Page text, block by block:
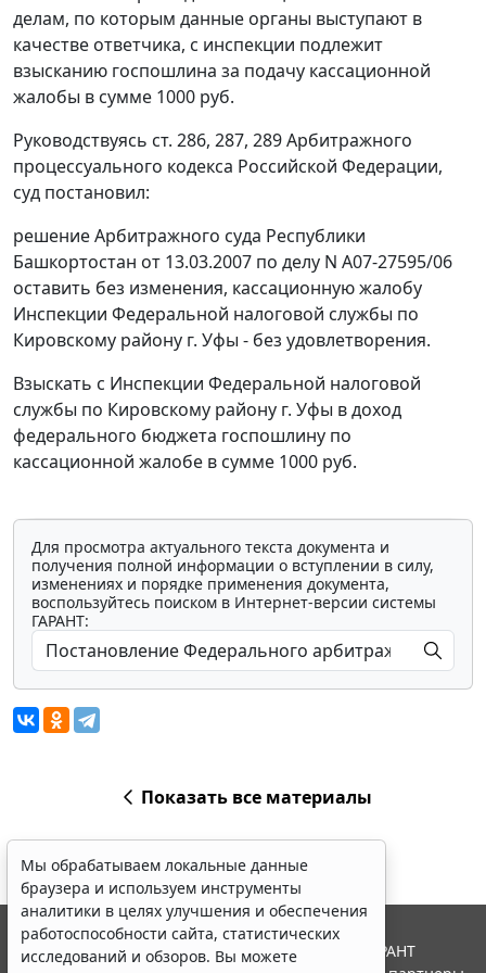
делам, по которым данные органы выступают в
качестве ответчика, с инспекции подлежит
взысканию госпошлина за подачу кассационной
жалобы в сумме 1000 руб.
Руководствуясь ст. 286, 287, 289Арбитражного
процессуального кодекса Российской Федерации,
суд постановил:
решение Арбитражного суда Республики
Башкортостан от 13.03.2007 по делу N А07-27595/06
оставить без изменения, кассационную жалобу
Инспекции Федеральной налоговой службы по
Кировскому району г. Уфы - без удовлетворения.
Взыскать с Инспекции Федеральной налоговой
службы по Кировскому району г. Уфы в доход
федерального бюджета госпошлину по
кассационной жалобе в сумме 1000 руб.
Для просмотра актуального текста документа и
получения полной информации о вступлении в силу,
изменениях и порядке применения документа,
воспользуйтесь поиском в Интернет-версии системы
ГАРАНТ:
Показать все материалы
Мы обрабатываем локальные данные
браузера и используем инструменты
аналитики в целях улучшения и обеспечения
работоспособности сайта, статистических
исследований и обзоров. Вы можете
© ООО "НПП "ГАРАНТ-СЕРВИС", 2026. Система ГАРАНТ